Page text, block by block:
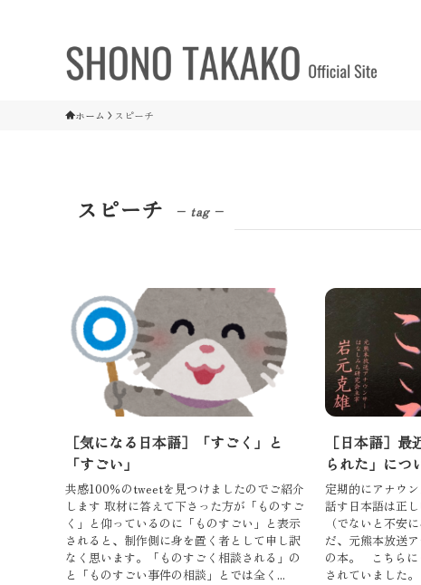
ホーム スピーチ
スピーチ – tag –
［気になる日本語］「すごく」と
「すごい」
共感100％のtweetを見つけましたのでご紹介
します 取材に答えて下さった方が「ものすご
く」と仰っているのに「ものすごい」と表示
されると、制作側に身を置く者として申し訳
なく思います。「ものすごく相談される」の
と「ものすごい事件の相談」とでは全く...
［日本語］
られた」につ
定期的にアナウ
話す日本語は正
（でないと不安
だ、元熊本放送
の本。 こちらに
されていました